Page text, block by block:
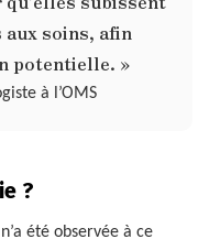
aux soins, afin
potentielle. »
à l’OMS
?
été observée à ce